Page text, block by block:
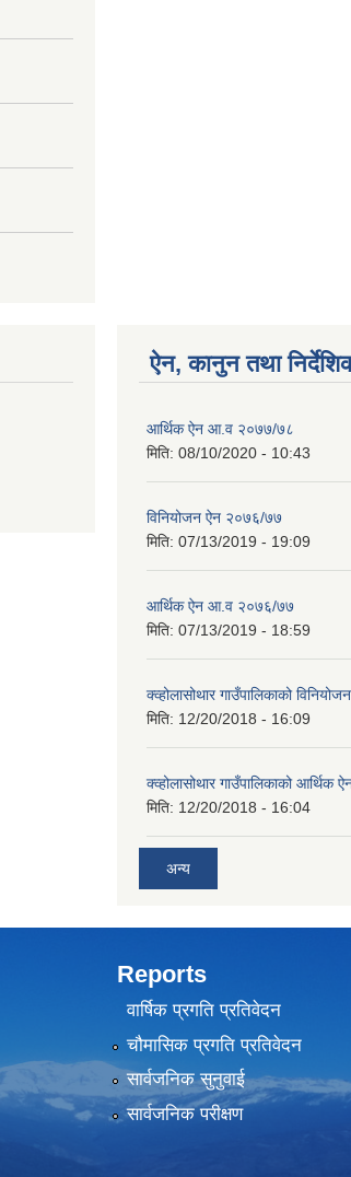
ऐन, कानुन तथा
आर्थिक ऐन आ.व २०७७/७८
मिति: 08/10/2020 - 10:43
विनियोजन ऐन २०७६/७७
मिति: 07/13/2019 - 19:09
आर्थिक ऐन आ.व २०७६/७७
मिति: 07/13/2019 - 18:59
क्व्होलासोथार गाउँपालिकाको
मिति: 12/20/2018 - 16:09
क्व्होलासोथार गाउँपालिकाको आर्थिक
मिति: 12/20/2018 - 16:04
अन्य
Reports
वार्षिक प्रगति प्रतिवेदन
चौमासिक प्रगति प्रतिवेदन
सार्वजनिक सुनुवाई
सार्वजनिक परीक्षण